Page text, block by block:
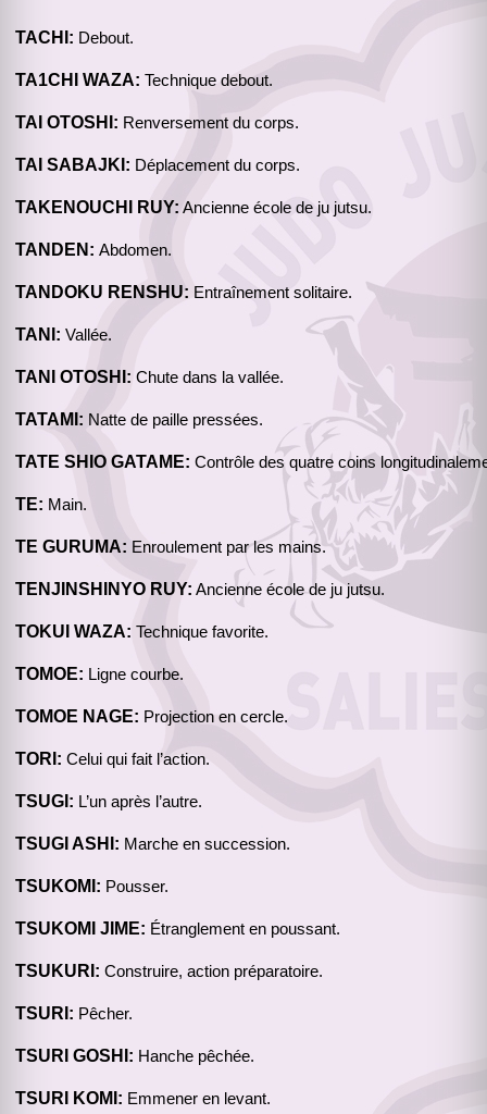
TACHI: Debout.
TA1CHI WAZA: Technique debout.
TAI OTOSHI: Renversement du corps.
TAI SABAJKI: Déplacement du corps.
TAKENOUCHI RUY: Ancienne école de ju jutsu.
TANDEN: Abdomen.
TANDOKU RENSHU: Entraînement solitaire.
TANI: Vallée.
TANI OTOSHI: Chute dans la vallée.
TATAMI: Natte de paille pressées.
TATE SHIO GATAME: Contrôle des quatre coins
TE: Main.
TE GURUMA: Enroulement par les mains.
TENJINSHINYO RUY: Ancienne école de ju jutsu.
TOKUI WAZA: Technique favorite.
TOMOE: Ligne courbe.
TOMOE NAGE: Projection en cercle.
TORI: Celui qui fait l’action.
TSUGI: L’un après l’autre.
TSUGI ASHI: Marche en succession.
TSUKOMI: Pousser.
TSUKOMI JIME: Étranglement en poussant.
TSUKURI: Construire, action préparatoire.
TSURI: Pêcher.
TSURI GOSHI: Hanche pêchée.
TSURI KOMI: Emmener en levant.